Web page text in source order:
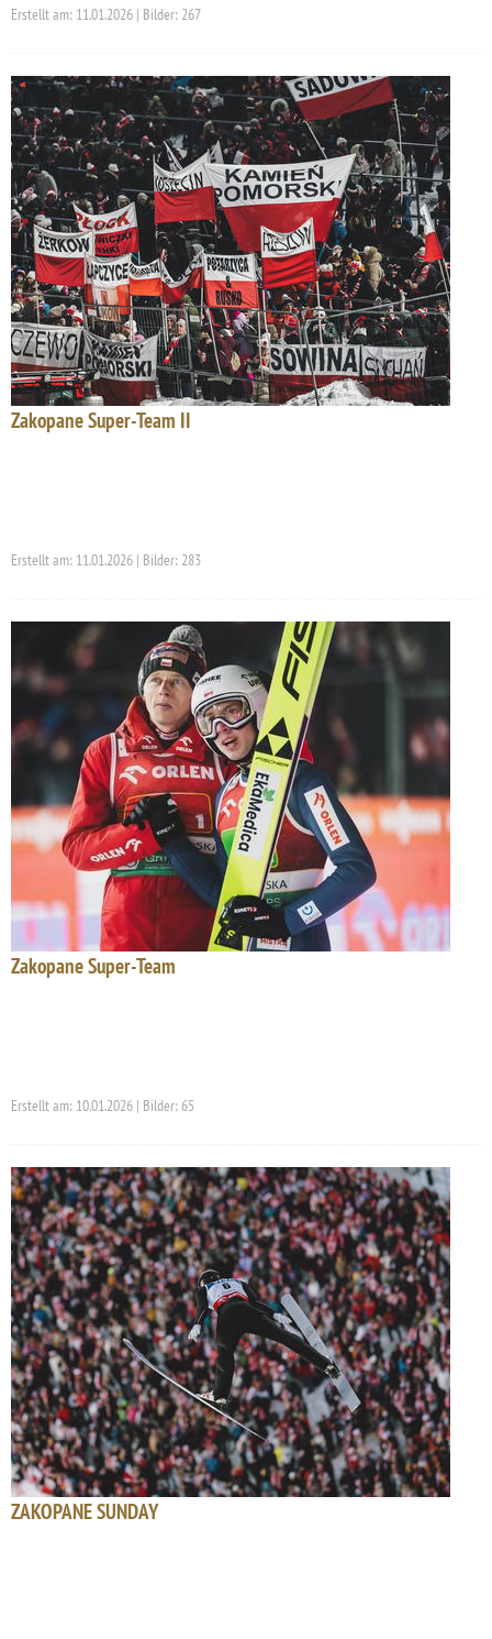
Erstellt am: 11.01.2026 | Bilder: 267
Zakopane Super-Team II
Erstellt am: 11.01.2026 | Bilder: 283
Zakopane Super-Team
Erstellt am: 10.01.2026 | Bilder: 65
ZAKOPANE SUNDAY